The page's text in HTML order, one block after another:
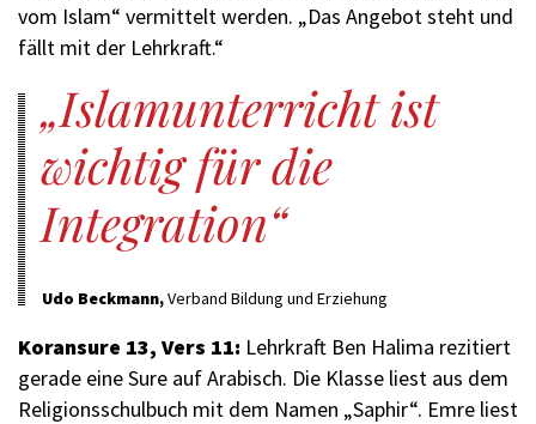
vom Islam“ vermittelt werden. „Das Angebot steht und
fällt mit der Lehrkraft.“
Islamunterricht ist
wichtig für die
Integration
Udo Beckmann,Verband Bildung und Erziehung
Koransure 13, Vers 11: Lehrkraft Ben Halima rezitiert
gerade eine Sure auf Arabisch. Die Klasse liest aus dem
Religionsschulbuch mit dem Namen „Saphir“. Emre liest